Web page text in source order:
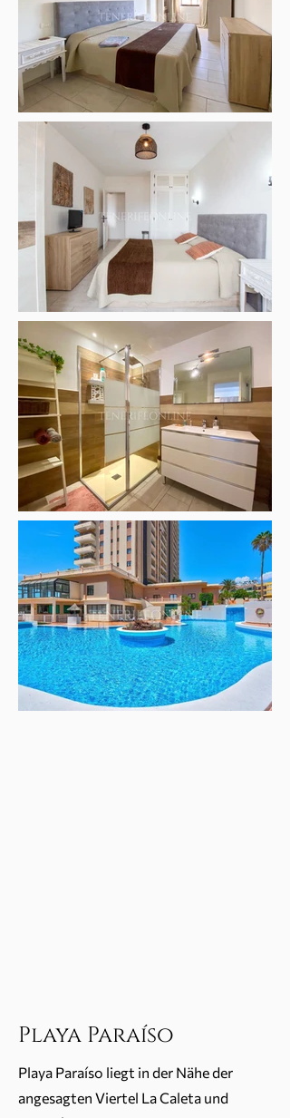
Playa Paraíso
Playa Paraíso liegt in der Nähe der
angesagten Viertel La Caleta und